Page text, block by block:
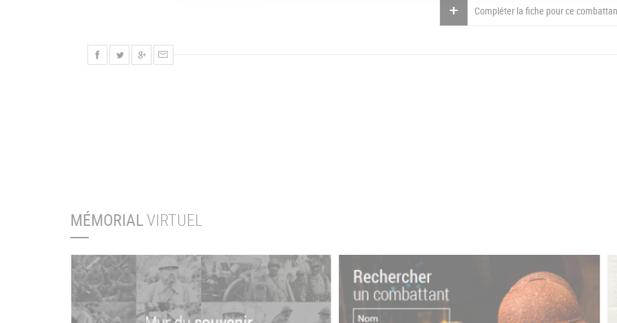
Compléter la fiche pour ce
MÉMORIALVIRTUEL